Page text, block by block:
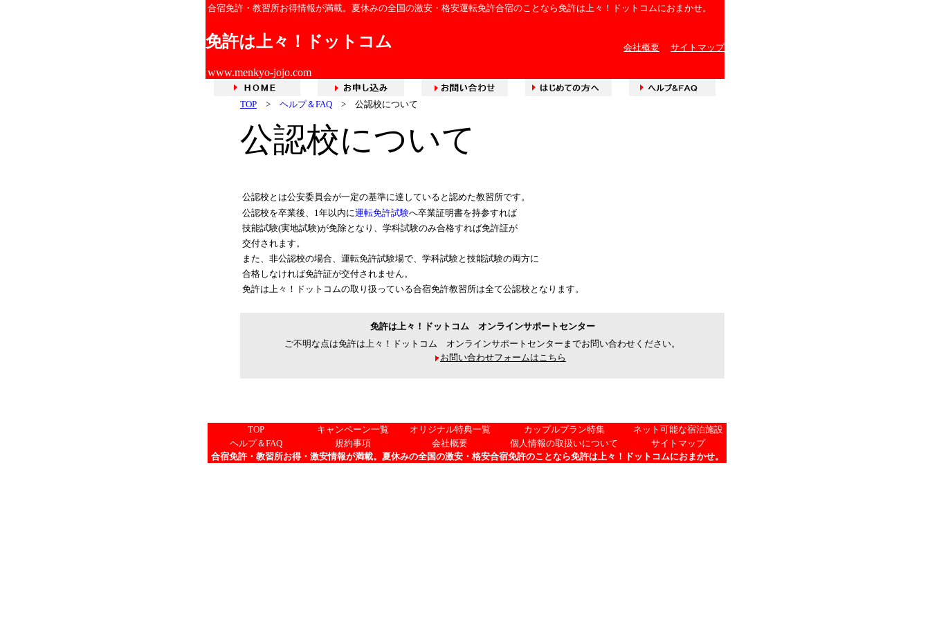
合宿免許・教習所お得情報が満載。夏休みの全国の激安・格安運転免許合宿のことなら免許は上々！ドットコムにおまかせ。
免許は上々！ドットコム
www.menkyo-jojo.com
会社概要 サイトマップ
TOP > ヘルプ＆FAQ > 公認校について
公認校について
公認校とは公安委員会が一定の基準に達していると認めた教習所です。
公認校を卒業後、1年以内に運転免許試験へ卒業証明書を持参すれば
技能試験(実地試験)が免除となり、学科試験のみ合格すれば免許証が
交付されます。
また、非公認校の場合、運転免許試験場で、学科試験と技能試験の両方に
合格しなければ免許証が交付されません。
免許は上々！ドットコムの取り扱っている合宿免許教習所は全て公認校となります。
免許は上々！ドットコム オンラインサポートセンター
ご不明な点は免許は上々！ドットコム オンラインサポートセンターまでお問い合わせください。
お問い合わせフォームはこちら
TOP キャンペーン一覧 オリジナル特典一覧 カップルプラン特集
ネット可能な宿泊施設
ヘルプ＆FAQ
規約事項 会社概要 個人情報の取扱いについて
サイトマップ
合宿免許・教習所お得・激安情報が満載。夏休みの全国の激安・格安合宿免許のことなら免許は上々！ドットコムにおまかせ。